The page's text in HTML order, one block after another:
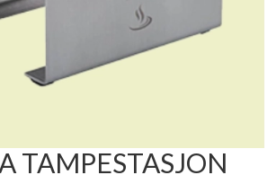
TAMPESTASJON